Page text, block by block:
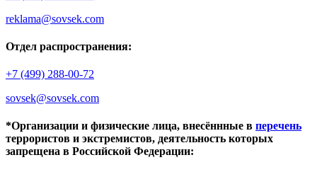
reklama@sovsek.com
Отдел распространения:
+7 (499) 288-00-72
sovsek@sovsek.com
*Организации и физические лица, внесённные в перечень
террористов и экстремистов, деятельность которых
запрещена в Российской Федерации: